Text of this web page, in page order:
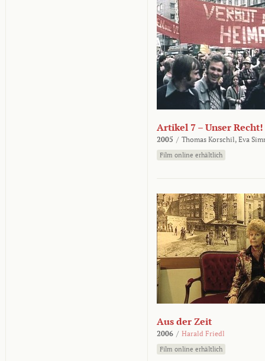
Artikel 7 – Unser Recht!
2005 / Thomas Korschil, Eva
Film online erhältlich
Aus der Zeit
2006 / Harald Friedl
Film online erhältlich